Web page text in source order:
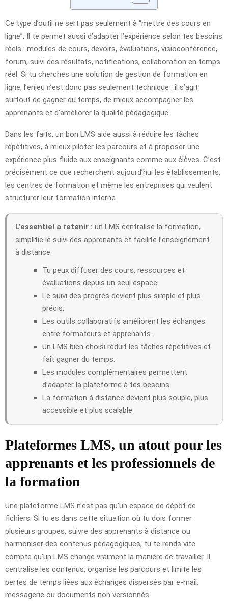
Ce type d’outil ne sert pas seulement à “mettre des cours en
ligne”. Il te permet aussi d’adapter l’expérience selon tes besoins
réels : modules de cours, devoirs, évaluations, visioconférence,
forum, suivi des résultats, notifications, collaboration en temps
réel. Si tu cherches une solution de gestion de formation en
ligne, l’enjeu n’est donc pas seulement technique : il s’agit
surtout de gagner du temps, de mieux accompagner les
apprenants et d’améliorer la qualité pédagogique.
Dans les faits, un bon LMS aide aussi à réduire les tâches
répétitives, à mieux piloter les parcours et à proposer une
expérience plus fluide aux enseignants comme aux élèves. C’est
précisément ce que recherchent aujourd’hui les établissements,
les centres de formation et même les entreprises qui veulent
structurer leur formation interne.
L’essentiel a retenir : un LMS centralise la formation,
simplifie le suivi des apprenants et facilite l’enseignement
à distance.
Tu peux diffuser des cours, ressources et
évaluations depuis un seul espace.
Le suivi des progrès devient plus simple et plus
précis.
Les outils collaboratifs améliorent les échanges
entre formateurs et apprenants.
Un LMS bien choisi réduit les tâches répétitives et
fait gagner du temps.
Les modules complémentaires permettent
d’adapter la plateforme à tes besoins.
La formation à distance devient plus souple, plus
accessible et plus scalable.
Plateformes LMS, un atout pour les
apprenants et les professionnels de
la formation
Une plateforme LMS n’est pas qu’un espace de dépôt de
fichiers. Si tu es dans cette situation où tu dois former
plusieurs groupes, suivre des apprenants à distance ou
harmoniser des contenus pédagogiques, tu te rends vite
compte qu’un LMS change vraiment la manière de travailler. Il
centralise les contenus, organise les parcours et limite les
pertes de temps liées aux échanges dispersés par e-mail,
messagerie ou documents non versionnés.